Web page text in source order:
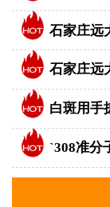
石家庄远
石家庄远